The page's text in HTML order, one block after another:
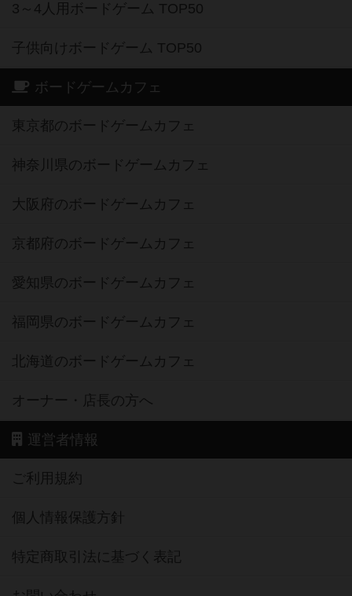
3～4人用ボードゲーム TOP50
子供向けボードゲーム TOP50
ボードゲームカフェ
東京都のボードゲームカフェ
神奈川県のボードゲームカフェ
大阪府のボードゲームカフェ
京都府のボードゲームカフェ
愛知県のボードゲームカフェ
福岡県のボードゲームカフェ
北海道のボードゲームカフェ
オーナー・店長の方へ
運営者情報
ご利用規約
個人情報保護方針
特定商取引法に基づく表記